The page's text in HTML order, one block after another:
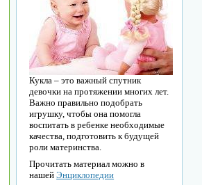
Кукла – это важный спутник
девочки на протяжении многих лет.
Важно правильно подобрать
игрушку, чтобы она помогла
воспитать в ребенке необходимые
качества, подготовить к будущей
роли материнства.
Прочитать материал можно в
нашейЭнциклопедии